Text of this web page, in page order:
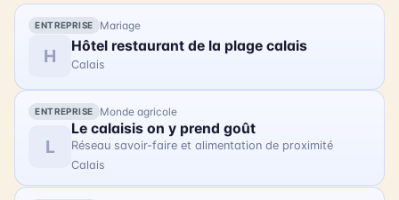
pourrez découvrir des animations, des restaurants
proposant des plats à base de produits de la mer,
des joutes nautiques et des concerts. Accédez
librement au quartier du Courgain maritime pour
découvrir ces animations et profiter de la journée.
ENTREPRISE Mariage
H Hôtel restaurant de la plage calais
Calais
ENTREPRISE Monde agricole
L
Le calaisis on y prend goût
Réseau savoir-faire et alimentation de proximité
Calais